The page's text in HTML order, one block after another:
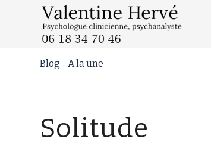
Blog - A la une
Solitude